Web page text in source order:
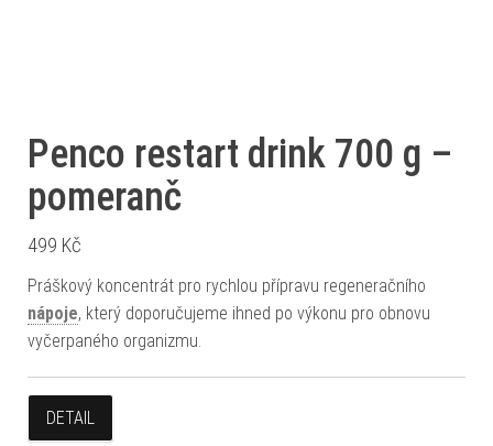
Penco restart drink 700 g –
pomeranč
499 Kč
Práškový koncentrát pro rychlou přípravu regeneračního
nápoje, který doporučujeme ihned po výkonu pro obnovu
vyčerpaného organizmu.
DETAIL